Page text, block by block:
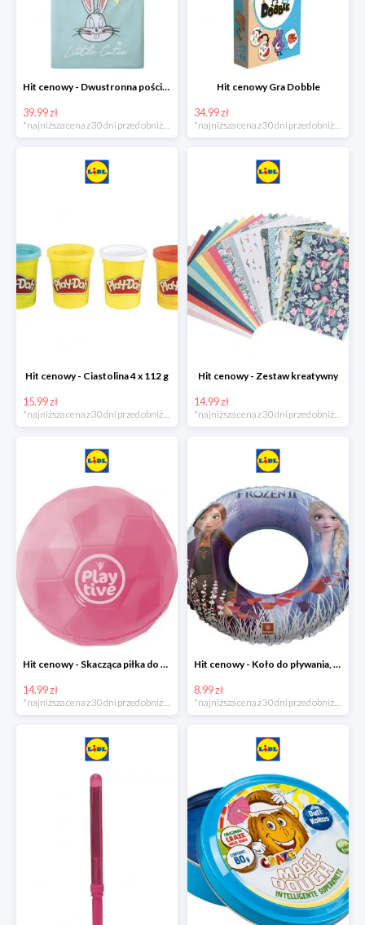
Hit cenowy - Dwustronna pościel z bawełny
39.99 zł
*najniższa cena z 30 dni przed obniżką
Hit cenowy Gra Dobble
34.99 zł
*najniższa cena z 30 dni przed obniżką
Hit cenowy - Ciastolina 4 x 112 g
15.99 zł
Hit cenowy - Zestaw kreatywny
14.99 zł
Hit cenowy - Skacząca piłka do wody lub superskacząca piłka
14.99 zł
*najniższa cena z 30 dni przed obniżką
Hit cenowy - Koło do pływania, rękawki lub piłka
8.99 zł
*najniższa cena z 30 dni przed obniżką